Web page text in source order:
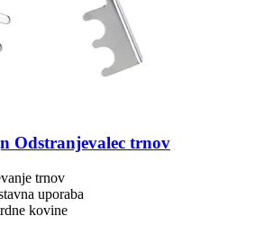
Odstranjevalec trnov
trnov
uporaba
kovine